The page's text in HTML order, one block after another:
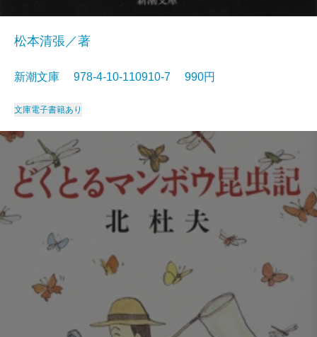
松本清張／著
新潮文庫 978-4-10-110910-7 990円
文庫電子書籍あり